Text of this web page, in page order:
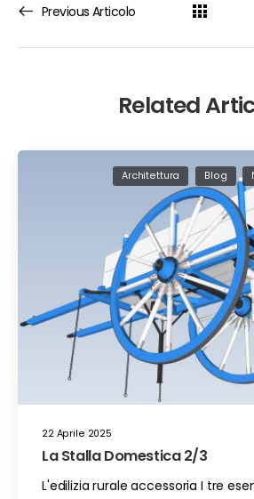
Previous Articolo
Related
22 Aprile 2025
Architettura Blog
La Stalla Domestica 2/3
L'edilizia rurale accessoria I tre